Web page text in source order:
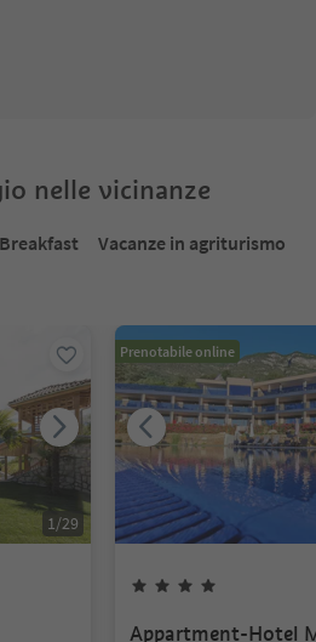
nelle vicinanze
Vacanze in agriturismo
1/29
Prenotabile online
Appartment-Hotel